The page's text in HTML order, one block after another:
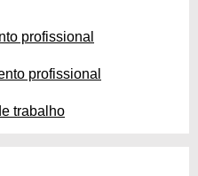
profissional
profissional
trabalho